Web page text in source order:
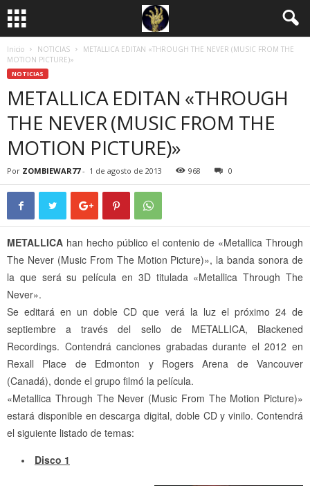
Inicio NOTICIAS
METALLICA EDITAN «THROUGH THE NEVER (MUSIC FROM THE
MOTION PICTURE)»
NOTICIAS
METALLICA EDITAN «THROUGH
THE NEVER (MUSIC FROM THE
MOTION PICTURE)»
Por ZOMBIEWAR77- 1 de agosto de 2013 968 0
METALLICA han hecho público el contenio de «Metallica Through
The Never (Music From The Motion Picture)», la banda sonora de
la que será su película en 3D titulada «Metallica Through The
Never».
Se editará en un doble CD que verá la luz el próximo 24 de
septiembre a través del sello de METALLICA, Blackened
Recordings. Contendrá canciones grabadas durante el 2012 en
Rexall Place de Edmonton y Rogers Arena de Vancouver
(Canadá), donde el grupo filmó la película.
«Metallica Through The Never (Music From The Motion Picture)»
estará disponible en descarga digital, doble CD y vinilo. Contendrá
el siguiente listado de temas:
Disco 1